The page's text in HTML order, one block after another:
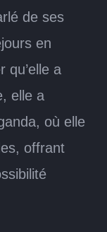
de ses
en
qu’elle a
elle a
où elle
offrant